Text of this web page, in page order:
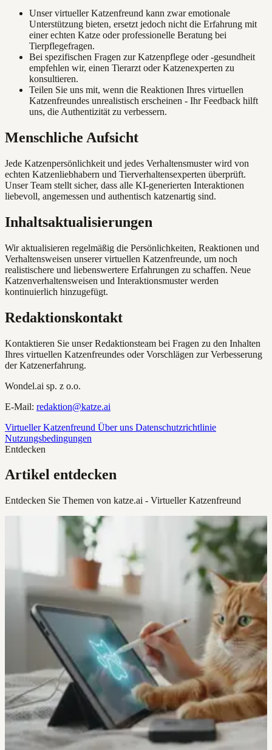
Unser virtueller Katzenfreund kann zwar emotionale
Unterstützung bieten, ersetzt jedoch nicht die Erfahrung mit
einer echten Katze oder professionelle Beratung bei
Tierpflegefragen.
Bei spezifischen Fragen zur Katzenpflege oder -gesundheit
empfehlen wir, einen Tierarzt oder Katzenexperten zu
konsultieren.
Teilen Sie uns mit, wenn die Reaktionen Ihres virtuellen
Katzenfreundes unrealistisch erscheinen - Ihr Feedback hilft
uns, die Authentizität zu verbessern.
Menschliche Aufsicht
Jede Katzenpersönlichkeit und jedes Verhaltensmuster wird von
echten Katzenliebhabern und Tierverhaltensexperten überprüft.
Unser Team stellt sicher, dass alle KI-generierten Interaktionen
liebevoll, angemessen und authentisch katzenartig sind.
Inhaltsaktualisierungen
Wir aktualisieren regelmäßig die Persönlichkeiten, Reaktionen und
Verhaltensweisen unserer virtuellen Katzenfreunde, um noch
realistischere und liebenswertere Erfahrungen zu schaffen. Neue
Katzenverhaltensweisen und Interaktionsmuster werden
kontinuierlich hinzugefügt.
Redaktionskontakt
Kontaktieren Sie unser Redaktionsteam bei Fragen zu den Inhalten
Ihres virtuellen Katzenfreundes oder Vorschlägen zur Verbesserung
der Katzenerfahrung.
Wondel.ai sp. z o.o.
E-Mail: redaktion@katze.ai
Virtueller Katzenfreund Über uns Datenschutzrichtlinie
Nutzungsbedingungen
Entdecken
Artikel entdecken
Entdecken Sie Themen von katze.ai - Virtueller Katzenfreund